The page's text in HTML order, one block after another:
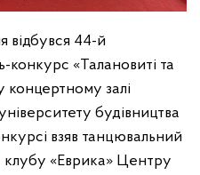
відбувся 44-й
конкурс «Талановиті та
концертному залі
будівництва
взяв танцювальний
клубу «Еврика» Центру